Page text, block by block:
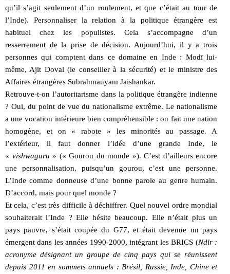
qu’il s’agit seulement d’un roulement, et que c’était au tour de
l’Inde). Personnaliser la relation à la politique étrangère est
habituel chez les populistes. Cela s’accompagne d’un
resserrement de la prise de décision. Aujourd’hui, il y a trois
personnes qui comptent dans ce domaine en Inde : Modī lui-
même, Ajit Doval (le conseiller à la sécurité) et le ministre des
Affaires étrangères Subrahmanyam Jaishankar.
Retrouve-t-on l’autoritarisme dans la politique étrangère indienne
? Oui, du point de vue du nationalisme extrême. Le nationalisme
a une vocation intérieure bien compréhensible : on fait une nation
homogène, et on « rabote » les minorités au passage. A
l’extérieur, il faut donner l’idée d’une grande Inde, le
« vishwaguru » (« Gourou du monde »). C’est d’ailleurs encore
une personnalisation, puisqu’un gourou, c’est une personne.
L’Inde comme donneuse d’une bonne parole au genre humain.
D’accord, mais pour quel monde ?
Et cela, c’est très difficile à déchiffrer. Quel nouvel ordre mondial
souhaiterait l’Inde ? Elle hésite beaucoup. Elle n’était plus un
pays pauvre, s’était coupée du G77, et était devenue un pays
émergent dans les années 1990-2000, intégrant les BRICS (Ndlr :
acronyme désignant un groupe de cinq pays qui se réunissent
depuis 2011 en sommets annuels : Brésil, Russie, Inde, Chine et